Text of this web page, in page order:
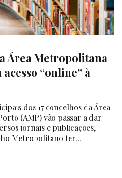
Área Metropolitana
“online” à
dos 17 concelhos da Área
(AMP) vão passar a dar
jornais e publicações,
Metropolitano ter...